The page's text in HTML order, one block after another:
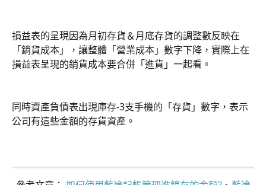
損益表的呈現因為月初存貨＆月底存貨的調整數反映在
「銷貨成本」，讓整體「營業成本」數字下降，實際上在
損益表呈現的銷貨成本要合併「進貨」一起看。
同時資產負債表出現庫存-3支手機的「存貨」數字，表示
公司有這些金額的存貨資產。